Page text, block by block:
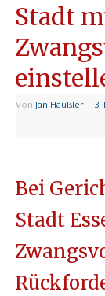
Stadt
Von Jan Häußler | 3.
Bei
Stadt